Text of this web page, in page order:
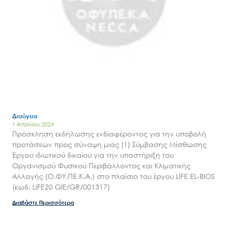
Διαύγεια
1 Απριλίου 2024
Πρόσκληση εκδήλωσης ενδιαφέροντος για την υποβολή
προτάσεων προς σύναψη μιας (1) Σύμβασης Μίσθωσης
Έργου ιδιωτικού δικαίου για την υποστήριξη του
Οργανισμού Φυσικού Περιβάλλοντος και Κλιματικής
Αλλαγής (Ο.ΦΥ.ΠΕ.Κ.Α.) στο πλαίσιο του έργου LIFE EL-BIOS
(κωδ. LIFE20 GIE/GR/001317)
Διαβάστε Περισσότερα